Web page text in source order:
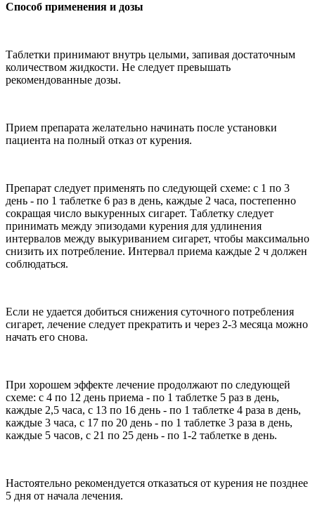
Способ применения и дозы
Таблетки принимают внутрь целыми, запивая достаточным
количеством жидкости. Не следует превышать
рекомендованные дозы.
Прием препарата желательно начинать после установки
пациента на полный отказ от курения.
Препарат следует применять по следующей схеме: с 1 по 3
день - по 1 таблетке 6 раз в день, каждые 2 часа, постепенно
сокращая число выкуренных сигарет. Таблетку следует
принимать между эпизодами курения для удлинения
интервалов между выкуриванием сигарет, чтобы максимально
снизить их потребление. Интервал приема каждые 2 ч должен
соблюдаться.
Если не удается добиться снижения суточного потребления
сигарет, лечение следует прекратить и через 2-3 месяца можно
начать его снова.
При хорошем эффекте лечение продолжают по следующей
схеме: с 4 по 12 день приема - по 1 таблетке 5 раз в день,
каждые 2,5 часа, с 13 по 16 день - по 1 таблетке 4 раза в день,
каждые 3 часа, с 17 по 20 день - по 1 таблетке 3 раза в день,
каждые 5 часов, с 21 по 25 день - по 1-2 таблетке в день.
Настоятельно рекомендуется отказаться от курения не позднее
5 дня от начала лечения.